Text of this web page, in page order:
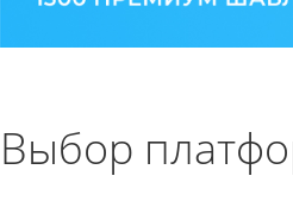
Выбор